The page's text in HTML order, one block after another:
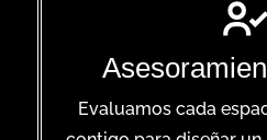
Evaluamos cada